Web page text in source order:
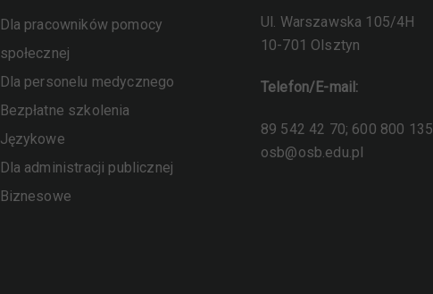
Dla pracowników pomocy
społecznej
Dla personelu medycznego
Bezpłatne szkolenia
Językowe
Dla administracji publicznej
Biznesowe
Ul. Warszawska 105/4H
10-701 Olsztyn
Telefon/E-mail:
89 542 42 70; 600 800 135
osb@osb.edu.pl